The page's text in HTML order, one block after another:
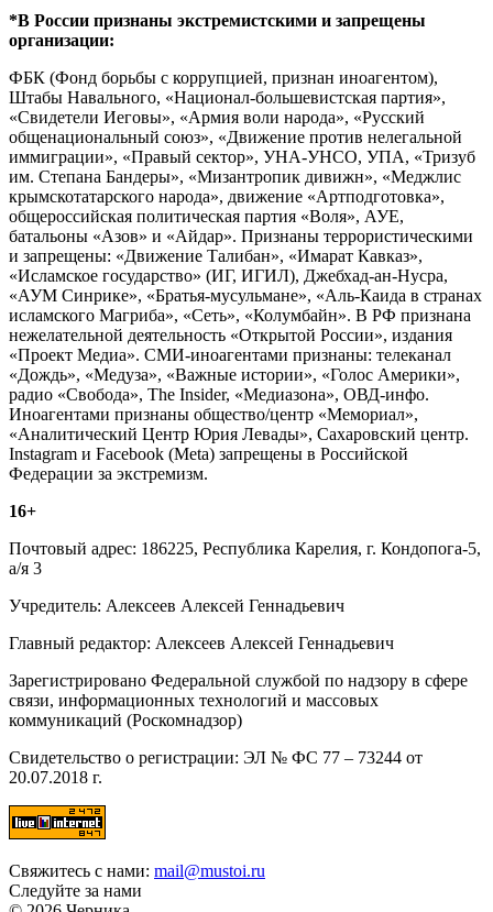
*В России признаны экстремистскими и запрещены
организации:
ФБК (Фонд борьбы с коррупцией, признан иноагентом),
Штабы Навального, «Национал-большевистская партия»,
«Свидетели Иеговы», «Армия воли народа», «Русский
общенациональный союз», «Движение против нелегальной
иммиграции», «Правый сектор», УНА-УНСО, УПА, «Тризуб
им. Степана Бандеры», «Мизантропик дивижн», «Меджлис
крымскотатарского народа», движение «Артподготовка»,
общероссийская политическая партия «Воля», АУЕ,
батальоны «Азов» и «Айдар». Признаны террористическими
и запрещены: «Движение Талибан», «Имарат Кавказ»,
«Исламское государство» (ИГ, ИГИЛ), Джебхад-ан-Нусра,
«АУМ Синрике», «Братья-мусульмане», «Аль-Каида в странах
исламского Магриба», «Сеть», «Колумбайн». В РФ признана
нежелательной деятельность «Открытой России», издания
«Проект Медиа». СМИ-иноагентами признаны: телеканал
«Дождь», «Медуза», «Важные истории», «Голос Америки»,
радио «Свобода», The Insider, «Медиазона», ОВД-инфо.
Иноагентами признаны общество/центр «Мемориал»,
«Аналитический Центр Юрия Левады», Сахаровский центр.
Instagram и Facebook (Metа) запрещены в Российской
Федерации за экстремизм.
16+
Почтовый адрес: 186225, Республика Карелия, г. Кондопога-5,
а/я 3
Учредитель: Алексеев Алексей Геннадьевич
Главный редактор: Алексеев Алексей Геннадьевич
Зарегистрировано Федеральной службой по надзору в сфере
связи, информационных технологий и массовых
коммуникаций (Роскомнадзор)
Свидетельство о регистрации: ЭЛ № ФС 77 – 73244 от
20.07.2018 г.
Свяжитесь с нами: mail@mustoi.ru
Следуйте за нами